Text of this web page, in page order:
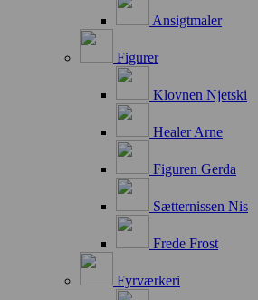
Ansigtmaler
Figurer
Klovnen Njetski
Healer Arne
Figuren Gerda
Sætternissen Nis
Frede Frost
Fyrværkeri